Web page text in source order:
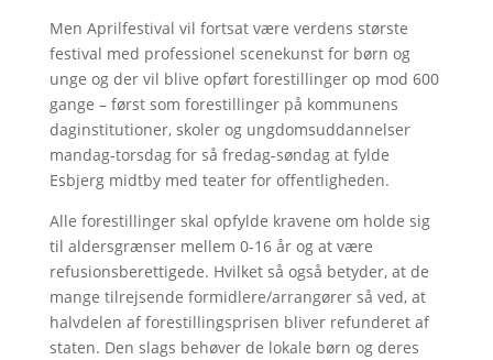
Men Aprilfestival vil fortsat være verdens største
festival med professionel scenekunst for børn og
unge og der vil blive opført forestillinger op mod 600
gange – først som forestillinger på kommunens
daginstitutioner, skoler og ungdomsuddannelser
mandag-torsdag for så fredag-søndag at fylde
Esbjerg midtby med teater for offentligheden.
Alle forestillinger skal opfylde kravene om holde sig
til aldersgrænser mellem 0-16 år og at være
refusionsberettigede. Hvilket så også betyder, at de
mange tilrejsende formidlere/arrangører så ved, at
halvdelen af forestillingsprisen bliver refunderet af
staten. Den slags behøver de lokale børn og deres